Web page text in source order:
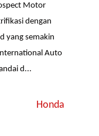
Motor
dengan
yang semakin
Auto
d...
Honda